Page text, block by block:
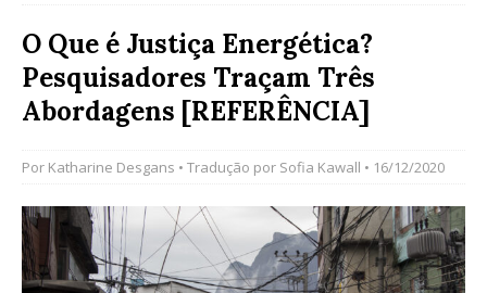
O Que é Justiça Energética?
Pesquisadores Traçam Três
Abordagens [REFERÊNCIA]
Por Katharine Desgans • Tradução por Sofia Kawall • 16/12/2020